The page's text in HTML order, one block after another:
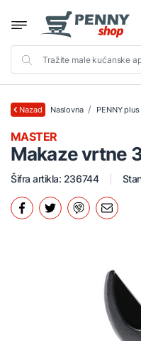
Nazad Naslovna PENNY plus
Makaze vrtne
MASTER
Šifra artikla: 236744